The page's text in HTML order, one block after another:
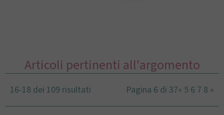
Articoli pertinenti all'argomento
16-18 dei 109 risultati Pagina 6 di 37« 5 6 7 8 »